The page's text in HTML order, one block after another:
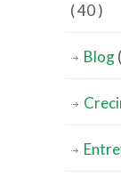
( 40 )
Blog